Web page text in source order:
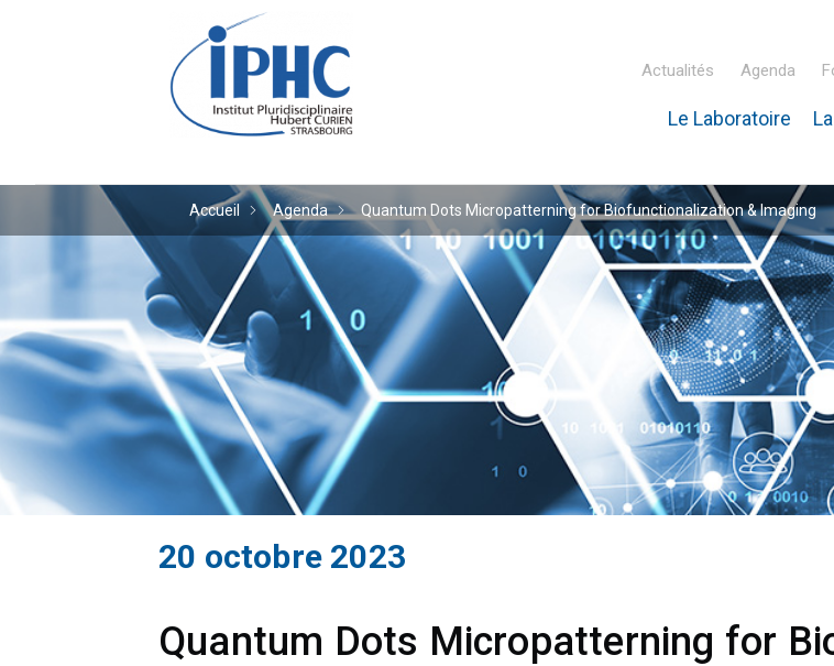
Institut pluridisciplinaire Hubert Curien –
Actualités Agenda
Le Laboratoire
Accueil Agenda Quantum Dots Micropatterning for Biofunctionalization & Imaging
20 octobre 2023
Quantum Dots Micropatterning for